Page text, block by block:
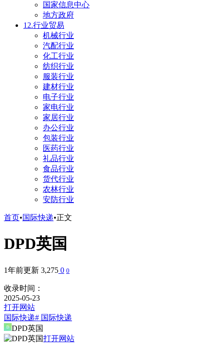
国家信息中心
地方政府
12.行业贸易
机械行业
汽配行业
化工行业
纺织行业
服装行业
建材行业
电子行业
家电行业
家居行业
办公行业
包装行业
医药行业
礼品行业
食品行业
货代行业
农林行业
安防行业
首页•国际快递•正文
DPD英国
1年前更新 3,275 0 0
收录时间：
2025-05-23
打开网站
国际快递# 国际快递
DPD英国
打开网站